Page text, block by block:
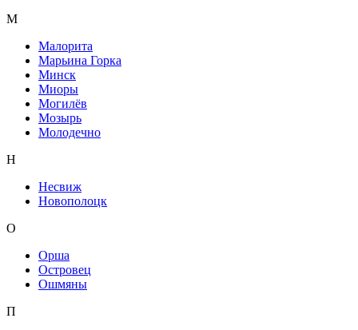
М
Малорита
Марьина Горка
Минск
Миоры
Могилёв
Мозырь
Молодечно
Н
Несвиж
Новополоцк
О
Орша
Островец
Ошмяны
П